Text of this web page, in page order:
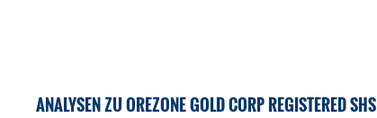
ANALYSEN ZU OREZONE GOLD CORP REGISTERED SHS